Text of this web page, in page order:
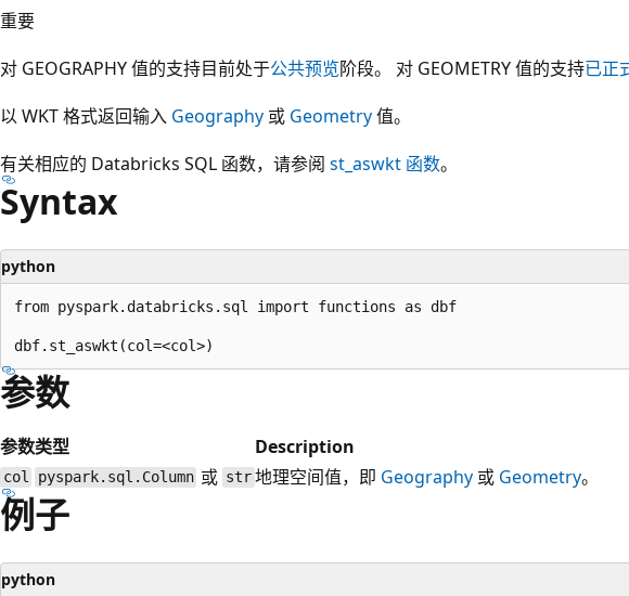
重要
对 GEOGRAPHY 值的支持目前处于公共预览阶段。 对 GEOMETRY 值的支持已正
以 WKT 格式返回输入 Geography 或 Geometry值。
有关相应的 Databricks SQL 函数，请参阅 st_aswkt 函数。
Syntax
python
from pyspark.databricks.sql import functions as dbf
参数
参数类型 Description
col pyspark.sql.Column 或 str地理空间值，即 Geography 或 Geometry。
例子
python